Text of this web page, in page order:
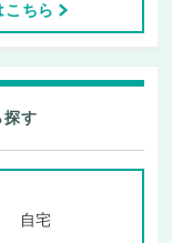
ちら
探す
自宅